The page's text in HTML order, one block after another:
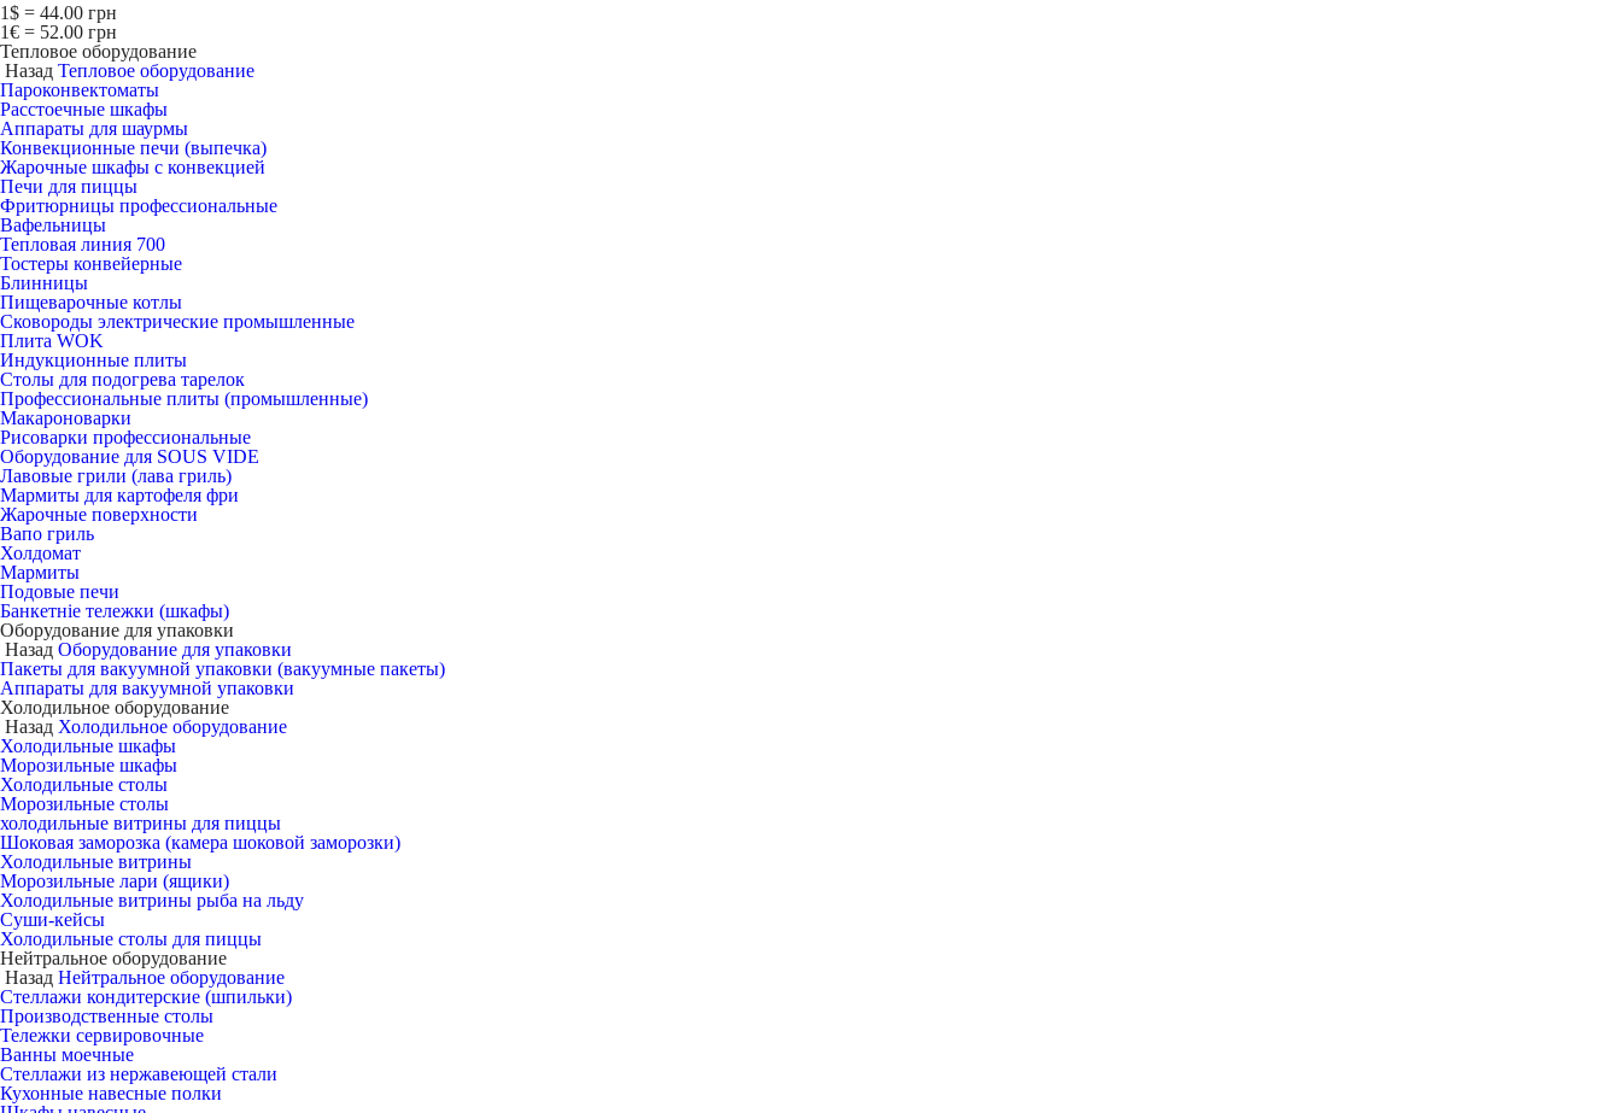
1$ = 44.00 грн
1€ = 52.00 грн
Тепловое оборудование
Назад Тепловое оборудование
Пароконвектоматы
Расcтоечные шкафы
Аппараты для шаурмы
Конвекционные печи (выпечка)
Жарочные шкафы с конвекцией
Печи для пиццы
Фритюрницы профессиональные
Вафельницы
Тепловая линия 700
Тостеры конвейерные
Блинницы
Пищеварочные котлы
Сковороды электрические промышленные
Плита WOK
Индукционные плиты
Столы для подогрева тарелок
Профессиональные плиты (промышленные)
Макароноварки
Рисоварки профессиональные
Оборудование для SOUS VIDE
Лавовые грили (лава гриль)
Мармиты для картофеля фри
Жарочные поверхности
Вапо гриль
Холдомат
Мармиты
Подовые печи
Банкетніе тележки (шкафы)
Оборудование для упаковки
Назад Оборудование для упаковки
Пакеты для вакуумной упаковки (вакуумные пакеты)
Аппараты для вакуумной упаковки
Холодильное оборудование
Назад Холодильное оборудование
Холодильные шкафы
Морозильные шкафы
Холодильные столы
Морозильные столы
холодильные витрины для пиццы
Шоковая заморозка (камера шоковой заморозки)
Холодильные витрины
Морозильные лари (ящики)
Холодильные витрины рыба на льду
Суши-кейсы
Холодильные столы для пиццы
Нейтральное оборудование
Назад Нейтральное оборудование
Стеллажи кондитерские (шпильки)
Производственные столы
Тележки сервировочные
Ванны моечные
Стеллажи из нержавеющей стали
Кухонные навесные полки